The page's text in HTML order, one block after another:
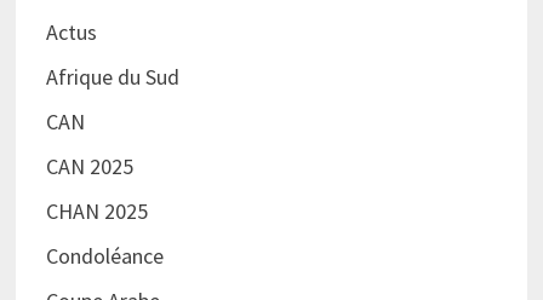
Actus
Afrique du Sud
CAN
CAN 2025
CHAN 2025
Condoléance